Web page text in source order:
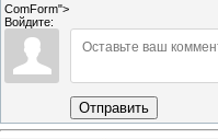
ComForm">
Войдите:
Отправить